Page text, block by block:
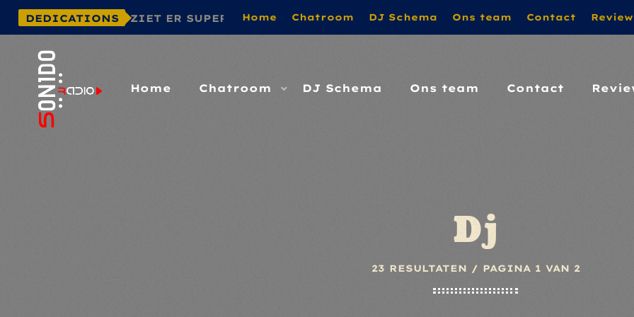
DEDICATIONS
WEBSITE ZIET ER SUPER GOED UIT! GA ZO DOOR!!! MET VRIENDELIJKE GROET VAN PATRICK
Home Chatroom DJ Schema Ons team Contact Review
Home Chatroom DJ Schema Ons team Contact
Dj
23 RESULTATEN / PAGINA 1 VAN 2